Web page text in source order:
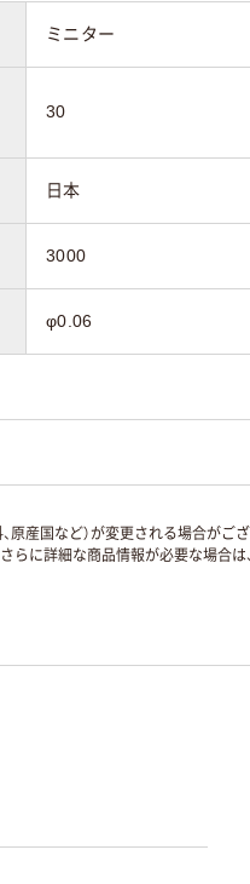
ミニター
30
日本
3000
φ0.06
原産国など）が変更される場合がご
に詳細な商品情報が必要な場合は